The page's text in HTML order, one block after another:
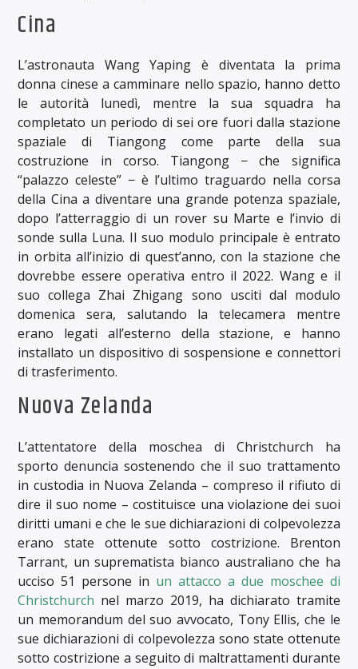
Cina
L’astronauta Wang Yaping è diventata la prima
donna cinese a camminare nello spazio, hanno detto
le autorità lunedì, mentre la sua squadra ha
completato un periodo di sei ore fuori dalla stazione
spaziale di Tiangong come parte della sua
costruzione in corso. Tiangong − che significa
“palazzo celeste” − è l’ultimo traguardo nella corsa
della Cina a diventare una grande potenza spaziale,
dopo l’atterraggio di un rover su Marte e l’invio di
sonde sulla Luna. Il suo modulo principale è entrato
in orbita all’inizio di quest’anno, con la stazione che
dovrebbe essere operativa entro il 2022. Wang e il
suo collega Zhai Zhigang sono usciti dal modulo
domenica sera, salutando la telecamera mentre
erano legati all’esterno della stazione, e hanno
installato un dispositivo di sospensione e connettori
di trasferimento.
Nuova Zelanda
L’attentatore della moschea di Christchurch ha
sporto denuncia sostenendo che il suo trattamento
in custodia in Nuova Zelanda – compreso il rifiuto di
dire il suo nome – costituisce una violazione dei suoi
diritti umani e che le sue dichiarazioni di colpevolezza
erano state ottenute sotto costrizione. Brenton
Tarrant, un suprematista bianco australiano che ha
ucciso 51 persone in un attacco a due moschee di
Christchurch nel marzo 2019, ha dichiarato tramite
un memorandum del suo avvocato, Tony Ellis, che le
sue dichiarazioni di colpevolezza sono state ottenute
sotto costrizione a seguito di maltrattamenti durante